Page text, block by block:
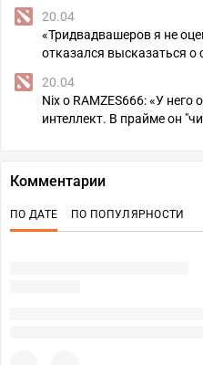
20.04
«Тридвадвашеров я не
отказался высказаться о
20.04
Nix о RAMZES666: «У
интеллект. В прайме он
Комментарии
ПО ДАТЕ ПО ПОПУЛЯРНОСТИ